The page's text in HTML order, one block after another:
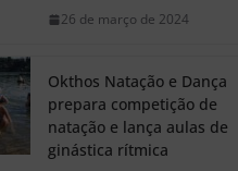
26 de março de 2024
Okthos Natação e Dança
prepara competição de
natação e lança aulas de
ginástica rítmica